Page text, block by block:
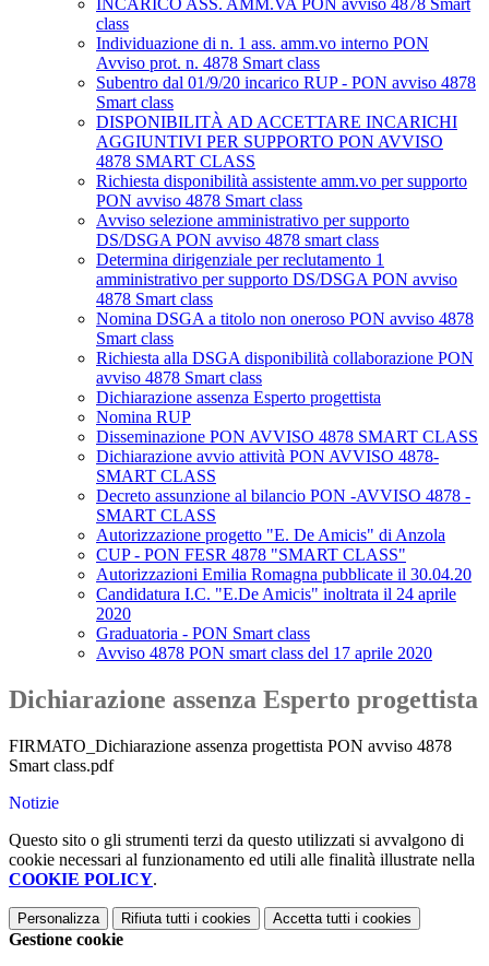
INCARICO ASS. AMM.VA PON avviso 4878 Smart
class
Individuazione di n. 1 ass. amm.vo interno PON
Avviso prot. n. 4878 Smart class
Subentro dal 01/9/20 incarico RUP - PON avviso 4878
Smart class
DISPONIBILITÀ AD ACCETTARE INCARICHI
AGGIUNTIVI PER SUPPORTO PON AVVISO
4878 SMART CLASS
Richiesta disponibilità assistente amm.vo per supporto
PON avviso 4878 Smart class
Avviso selezione amministrativo per supporto
DS/DSGA PON avviso 4878 smart class
Determina dirigenziale per reclutamento 1
amministrativo per supporto DS/DSGA PON avviso
4878 Smart class
Nomina DSGA a titolo non oneroso PON avviso 4878
Smart class
Richiesta alla DSGA disponibilità collaborazione PON
avviso 4878 Smart class
Dichiarazione assenza Esperto progettista
Nomina RUP
Disseminazione PON AVVISO 4878 SMART CLASS
Dichiarazione avvio attività PON AVVISO 4878-
SMART CLASS
Decreto assunzione al bilancio PON -AVVISO 4878 -
SMART CLASS
Autorizzazione progetto "E. De Amicis" di Anzola
CUP - PON FESR 4878 "SMART CLASS"
Autorizzazioni Emilia Romagna pubblicate il 30.04.20
Candidatura I.C. "E.De Amicis" inoltrata il 24 aprile
2020
Graduatoria - PON Smart class
Avviso 4878 PON smart class del 17 aprile 2020
Dichiarazione assenza Esperto progettista
FIRMATO_Dichiarazione assenza progettista PON avviso 4878
Smart class.pdf
Notizie
Questo sito o gli strumenti terzi da questo utilizzati si avvalgono di
cookie necessari al funzionamento ed utili alle finalità illustrate nella
COOKIE POLICY.
Personalizza Rifiuta tutti i cookies Accetta tutti i cookies
Gestione cookie